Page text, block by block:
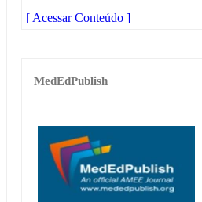
[ Acessar Conteúdo ]
MedEdPublish